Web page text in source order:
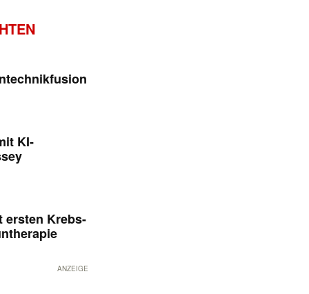
KI-
ersten Krebs-
ANZEIGE